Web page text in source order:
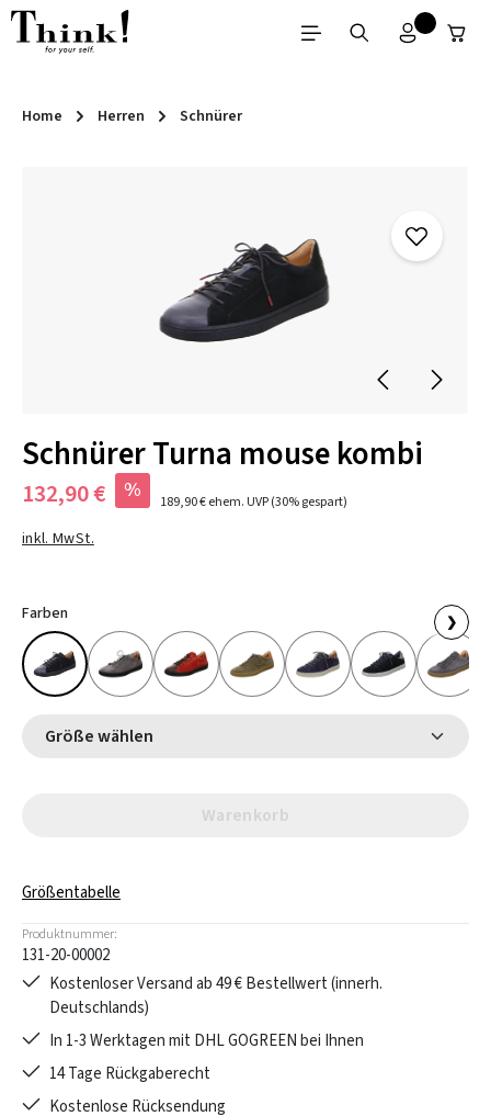
Zum Hauptinhalt springen
Home Herren Schnürer
Schnürer Turna mouse kombi
132,90 € % 189,90 €ehem. UVP(30% gespart)
inkl. MwSt.
Farben ❯
Größe wählen
Warenkorb
Größentabelle
Produktnummer:
131-20-00002
Kostenloser Versand ab 49 € Bestellwert (innerh.
Deutschlands)
In 1-3 Werktagen mit DHL GOGREEN bei Ihnen
14 Tage Rückgaberecht
Kostenlose Rücksendung